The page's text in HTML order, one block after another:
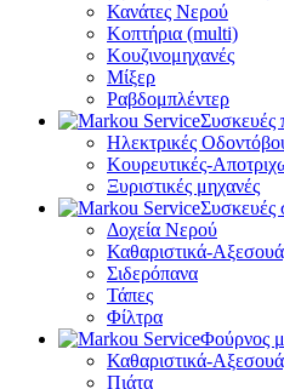
Κανάτες Νερού
Κοπτήρια (multi)
Κουζινομηχανές
Μίξερ
Ραβδομπλέντερ
Συσκευές
Ηλεκτρικές
Κουρευτικές-
Ξυριστικές μηχανές
Συσκευές
Δοχεία Νερού
Καθαριστικά-
Σιδερόπανα
Τάπες
Φίλτρα
Φούρνος
Καθαριστικά-
Πιάτα